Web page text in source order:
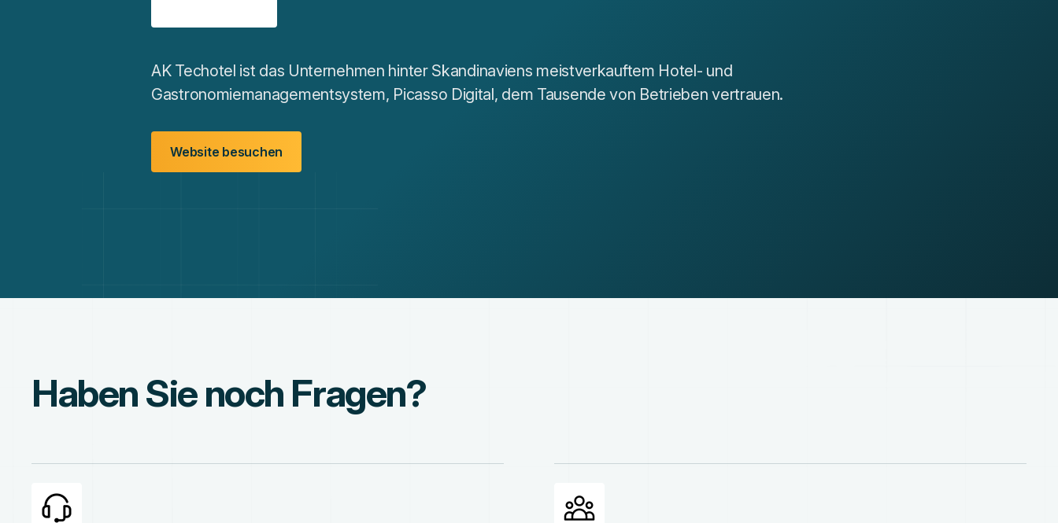
AK Techotel ist das Unternehmen hinter Skandinaviens meistverkauftem Hotel- und
Gastronomiemanagementsystem, Picasso Digital, dem Tausende von Betrieben vertrauen.
Website besuchen
Haben Sie noch Fragen?